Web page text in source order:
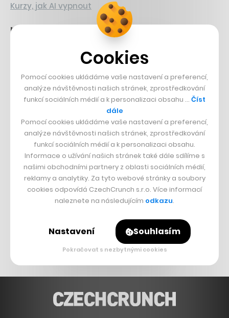
Kurzy, jak AI vypnout
INVESTICE
Burzovní eldorádo
Boční projekt, co se zvrtnul
Francouzský šéfkuchař na Šumavě
Dva golfisti, co pečou
DESIGN
Cookies
Pomocí cookies ukládáme vaše nastavení a preferencí,
analýze návštěvnosti našich stránek, zprostředkování
funkcí sociálních médií a k personalizaci obsahu … Číst
dále
Pomocí cookies ukládáme vaše nastavení a preferencí,
analýze návštěvnosti našich stránek, zprostředkování
funkcí sociálních médií a k personalizaci obsahu.
Informace o užívání našich stránek také dále sdílíme s
našimi obchodními partnery z oblasti sociálních médií,
reklamy a analytiky. Za tyto webové stránky a soubory
cookies odpovídá CzechCrunch s.r.o. Více informací
naleznete na následujícím odkazu.
Nastavení Souhlasím
Pokračovat s nezbytnými cookies